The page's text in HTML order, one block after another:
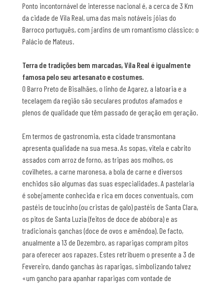
Ponto incontornável de interesse nacional é, a cerca de 3 Km
da cidade de Vila Real, uma das mais notáveis jóias do
Barroco português, com jardins de um romantismo clássico: o
Palácio de Mateus.
Terra de tradições bem marcadas, Vila Real é igualmente
famosa pelo seu artesanato e costumes.
O Barro Preto de Bisalhães, o linho de Agarez, a latoaria e a
tecelagem da região são seculares produtos afamados e
plenos de qualidade que têm passado de geração em geração.
Em termos de gastronomia, esta cidade transmontana
apresenta qualidade na sua mesa. As sopas, vitela e cabrito
assados com arroz de forno, as tripas aos molhos, os
covilhetes, a carne maronesa, a bola de carne e diversos
enchidos são algumas das suas especialidades. A pastelaria
é sobejamente conhecida e rica em doces conventuais, com
pastéis de toucinho (ou cristas de galo) pastéis de Santa Clara,
os pitos de Santa Luzia (feitos de doce de abóbora) e as
tradicionais ganchas (doce de ovos e amêndoa). De facto,
anualmente a 13 de Dezembro, as raparigas compram pitos
para oferecer aos rapazes. Estes retribuem o presente a 3 de
Fevereiro, dando ganchas às raparigas, simbolizando talvez
«um gancho para apanhar raparigas com vontade de